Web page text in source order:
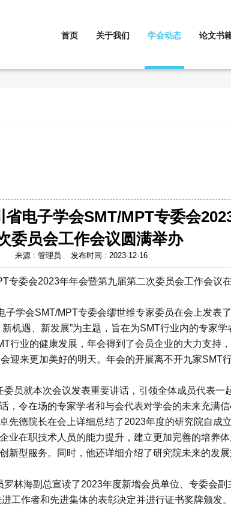
首页 关于我们 学会动态 论文书
电子学会SMT/MPT专委会
委员会工作会议圆满举办
来源 : 管理员 发布时间 : 2023-12-16
专委会2023年年会暨第九届第二次委员会工作会议
学会SMT/MPT专委会缪世维专家委员在会上发表
机遇、新发展”为主题，旨在为SMT行业内的专家学
行业的健康发展，年会得到了会员企业的大力支持
迎来更加美好的明天。年会的开展离不开九家SMT
员就本次会议发表重要讲话，引领全体成员代表一
令在场的专家学者和与会代表对学会的未来充满信
先德院长在会上详细总结了2023年度的研究院自成
业在职技术人员的能力提升，建立更加完善的培养
新型服务。同时，他还详细介绍了研究院未来的发
林海副总宣读了2023年度新增会员单位、专委会
工作者和先进集体的表彰决定并进行证书奖牌颁发。